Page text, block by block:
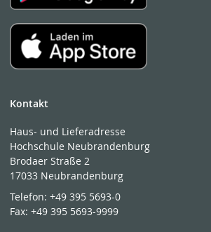
Kontakt
Haus- und Lieferadresse
Hochschule Neubrandenburg
Brodaer Straße 2
17033 Neubrandenburg
Telefon:+49 395 5693-0
Fax:+49 395 5693-9999